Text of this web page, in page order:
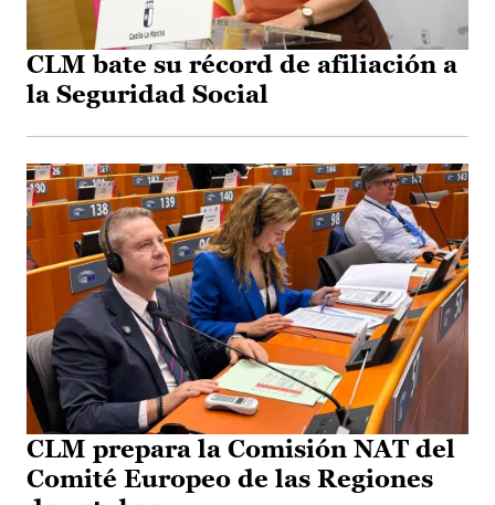
CLM bate su récord de afiliación a
la Seguridad Social
CLM prepara la Comisión NAT del
Comité Europeo de las Regiones